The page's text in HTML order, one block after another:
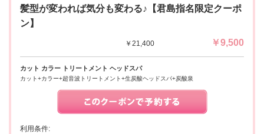
髪型が変われば気分も変わる♪【君島指名限定クーポ
ン】
￥21,400 ￥9,500
カット カラー トリートメント ヘッドスパ
カット+カラー+超音波トリートメント+生炭酸ヘッドスパ+炭酸泉
利用条件: